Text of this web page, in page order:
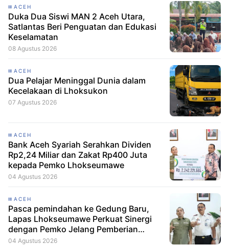
ACEH
Duka Dua Siswi MAN 2 Aceh Utara,
Satlantas Beri Penguatan dan Edukasi
Keselamatan
08 Agustus 2026
ACEH
Dua Pelajar Meninggal Dunia dalam
Kecelakaan di Lhoksukon
07 Agustus 2026
ACEH
Bank Aceh Syariah Serahkan Dividen
Rp2,24 Miliar dan Zakat Rp400 Juta
kepada Pemko Lhokseumawe
04 Agustus 2026
ACEH
Pasca pemindahan ke Gedung Baru,
Lapas Lhokseumawe Perkuat Sinergi
dengan Pemko Jelang Pemberian
Remisi HUT RI
04 Agustus 2026